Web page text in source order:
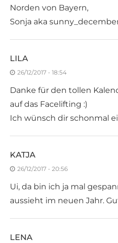
Norden von Bayern,
Sonja aka
LILA
26/12/2017 - 18:54
Danke für den tollen
auf das Facelifting :)
Ich wünsch dir schonmal
KATJA
26/12/2017 - 20:56
Ui, da bin ich ja mal
aussieht im neuen Jahr.
LENA